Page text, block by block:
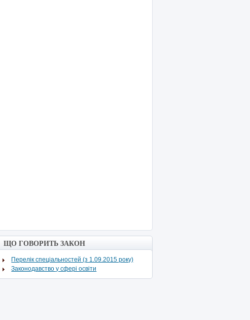
ЩО ГОВОРИТЬ ЗАКОН
Перелік спеціальностей (з 1.09.2015 року)
Законодавство у сфері освіти